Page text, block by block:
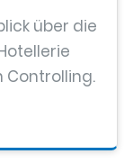
über die
Controlling.